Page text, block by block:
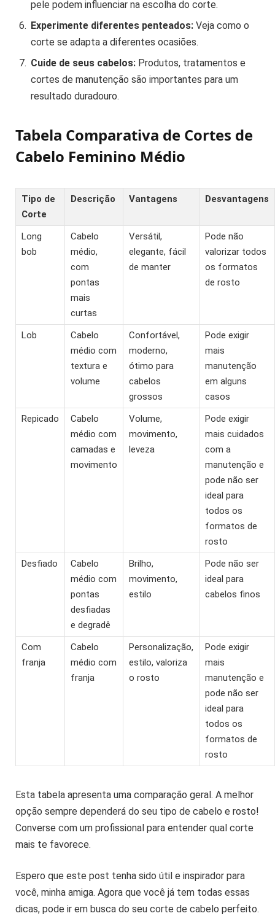
pele podem influenciar na escolha do corte.
Experimente diferentes penteados: Veja como o
corte se adapta a diferentes ocasiões.
Cuide de seus cabelos: Produtos, tratamentos e
cortes de manutenção são importantes para um
resultado duradouro.
Tabela Comparativa de Cortes de
Cabelo Feminino Médio
Tipo de
Corte
Descrição Vantagens Desvantagens
Long
bob
Cabelo
médio,
com
pontas
mais
curtas
Versátil,
elegante, fácil
de manter
Pode não
valorizar todos
os formatos
de rosto
Lob
Cabelo
médio com
textura e
volume
Confortável,
moderno,
ótimo para
cabelos
grossos
Pode exigir
mais
manutenção
em alguns
casos
Repicado
Cabelo
médio com
camadas e
movimento
Volume,
movimento,
leveza
Pode exigir
mais cuidados
com a
manutenção e
pode não ser
ideal para
todos os
formatos de
rosto
Desfiado
Cabelo
médio com
pontas
desfiadas
e degradê
Brilho,
movimento,
estilo
Pode não ser
ideal para
cabelos finos
Com
franja
Cabelo
médio com
franja
Personalização,
estilo, valoriza
o rosto
Pode exigir
mais
manutenção e
pode não ser
ideal para
todos os
formatos de
rosto
Esta tabela apresenta uma comparação geral. A melhor
opção sempre dependerá do seu tipo de cabelo e rosto!
Converse com um profissional para entender qual corte
mais te favorece.
Espero que este post tenha sido útil e inspirador para
você, minha amiga. Agora que você já tem todas essas
dicas, pode ir em busca do seu corte de cabelo perfeito.